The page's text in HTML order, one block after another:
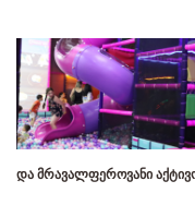
და მრავალფეროვანი